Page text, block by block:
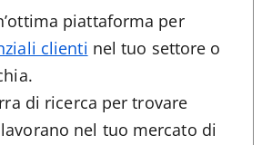
piattaforma per
clienti nel tuo settore o
di ricerca per trovare
nel tuo mercato di